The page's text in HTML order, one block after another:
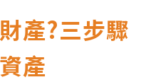
產?三步驟
產